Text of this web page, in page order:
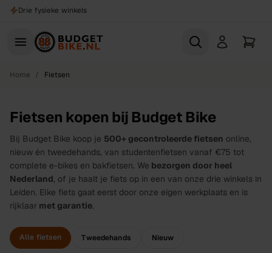
Naar hoofdinhoud
Gratis proefrit
Home / Fietsen
Fietsen kopen bij Budget Bike
Bij Budget Bike koop je 500+ gecontroleerde fietsen online,
nieuw én tweedehands, van studentenfietsen vanaf €75 tot
complete e-bikes en bakfietsen. We bezorgen door heel
Nederland, of je haalt je fiets op in een van onze drie winkels in
Leiden. Elke fiets gaat eerst door onze eigen werkplaats en is
rijklaar met garantie.
Alle fietsen Tweedehands Nieuw